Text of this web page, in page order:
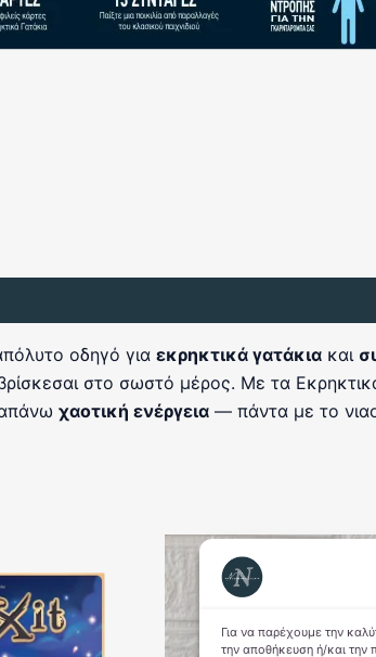
Για να παρέχουμε την
την αποθήκευση ή/και την
οδηγό για εκρηκτικά γατάκια και
στο σωστό μέρος. Με τα
χαοτική ενέργεια — πάντα με το